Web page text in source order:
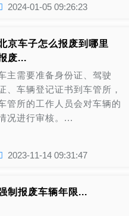
2024-01-05 09:26:23
京车子怎么报废到哪里
废...
主需要准备身份证、驾驶
、车辆登记证书到车管所，
管所的工作人员会对车辆的
况进行审核。...
2023-11-14 09:31:47
制报废车辆年限...